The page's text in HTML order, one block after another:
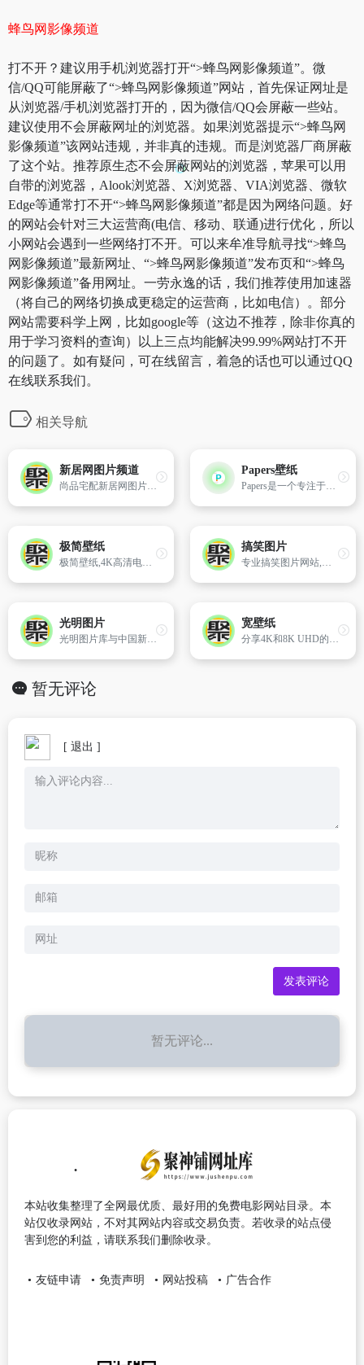
蜂鸟网影像频道
打不开？建议用手机浏览器打开“>蜂鸟网影像频道”。微
信/QQ可能屏蔽了“>蜂鸟网影像频道”网站，首先保证网址是
从浏览器/手机浏览器打开的，因为微信/QQ会屏蔽一些站。
建议使用不会屏蔽网址的浏览器。如果浏览器提示“>蜂鸟网
影像频道”该网站违规，并非真的违规。而是浏览器厂商屏蔽
了这个站。推荐原生态不会屏蔽网站的浏览器，苹果可以用
自带的浏览器，Alook浏览器、X浏览器、VIA浏览器、微软
Edge等通常打不开“>蜂鸟网影像频道”都是因为网络问题。好
的网站会针对三大运营商(电信、移动、联通)进行优化，所以
小网站会遇到一些网络打不开。可以来牟准导航寻找“>蜂鸟
网影像频道”最新网址、“>蜂鸟网影像频道”发布页和“>蜂鸟
网影像频道”备用网址。一劳永逸的话，我们推荐使用加速器
（将自己的网络切换成更稳定的运营商，比如电信）。部分
网站需要科学上网，比如google等（这边不推荐，除非你真的
用于学习资料的查询）以上三点均能解决99.99%网站打不开
的问题了。如有疑问，可在线留言，着急的话也可以通过QQ
在线联系我们。
相关导航
新居网图片频道
尚品宅配新居网图片频道拥有大量家居装修效果图、室内设计图片、家装设计效果图、房屋装修设计3d效果图等精心挑选的更多家庭装修效果图大全2017图片,尚品宅配让你充分了解房屋与家具怎样搭配,选择适合自己居室的装
Papers壁纸
Papers是一个专注于提供高质量4K高清壁纸图像的网站，支持苹果手机、安卓手机、台式机等设备尺寸免费下载。
极简壁纸
极简壁纸,4K高清电脑桌面壁纸图库,海量4K电脑壁纸,壁纸网站,美女,动漫,风景,4k高清,4k超清,电脑壁纸桌面
搞笑图片
专业搞笑图片网站,无水印高质量的图片站,为您提供24x7x365的欢笑!主要内容有QQ搞笑图片,微博图片,QQ表情,搞笑表情,搞笑图片,冷笑话,儿童搞笑图片,幽默,笑话,搞笑GIF动态图片等
光明图片
光明图片库与中国新闻摄影学会合作,汇集广大国内外新闻工作者的佳作,独家发布国际新闻摄影大赛,中国新闻摄影年赛作品,用图片记录世界风云。
宽壁纸
分享4K和8K UHD的免费高质量桌面背景壁纸
暂无评论
[ 退出 ]
暂无评论...
本站收集整理了全网最优质、最好用的免费电影网站目录。本
站仅收录网站，不对其网站内容或交易负责。若收录的站点侵
害到您的利益，请联系我们删除收录。
友链申请 免责声明 网站投稿 广告合作